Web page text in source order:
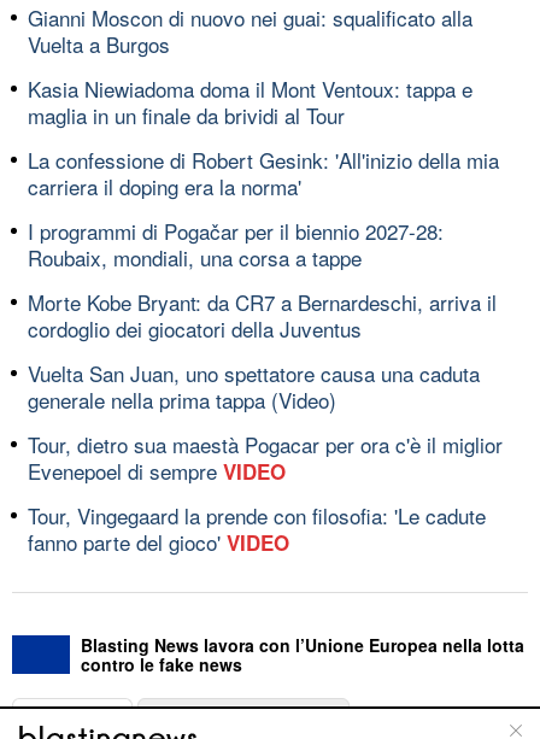
Gianni Moscon di nuovo nei guai: squalificato alla
Vuelta a Burgos
Kasia Niewiadoma doma il Mont Ventoux: tappa e
maglia in un finale da brividi al Tour
La confessione di Robert Gesink: 'All'inizio della mia
carriera il doping era la norma'
I programmi di Pogačar per il biennio 2027-28:
Roubaix, mondiali, una corsa a tappe
Morte Kobe Bryant: da CR7 a Bernardeschi, arriva il
cordoglio dei giocatori della Juventus
Vuelta San Juan, uno spettatore causa una caduta
generale nella prima tappa (Video)
Tour, dietro sua maestà Pogacar per ora c'è il miglior
Evenepoel di sempre VIDEO
Tour, Vingegaard la prende con filosofia: 'Le cadute
fanno parte del gioco' VIDEO
Blasting News lavora con l’Unione Europea nella lotta
contro le fake news
ABOUT